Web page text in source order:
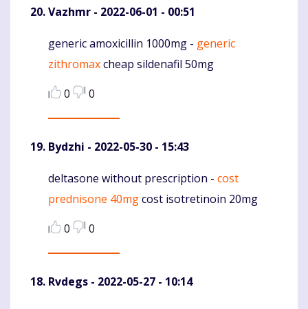
Vazhmr - 2022-06-01 - 00:51
Komentaras
generic amoxicillin 1000mg - generic
zithromaxcheap sildenafil 50mg
0
0
Bydzhi - 2022-05-30 - 15:43
Komentaras
deltasone without prescription - cost
prednisone 40mgcost isotretinoin 20mg
0
0
Rvdegs - 2022-05-27 - 10:14